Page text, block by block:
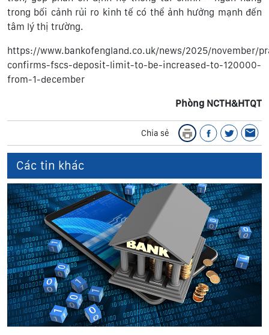
trong bối cảnh rủi ro kinh tế có thể ảnh hưởng mạnh đến
tâm lý thị trường.
https://www.bankofengland.co.uk/news/2025/november/
confirms-fscs-deposit-limit-to-be-increased-to-120000-
from-1-december
Phòng NCTH&HTQT
Chia sẻ
Các tin khác